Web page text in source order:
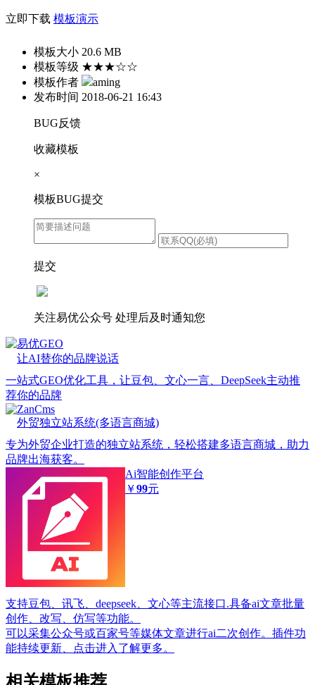
立即下载 模板演示
模板大小 20.6 MB
模板等级 ★★★☆☆
模板作者
aming
发布时间 2018-06-21 16:43
BUG反馈
收藏模板
×
模板BUG提交
提交
关注易优公众号 处理后及时通知您
易优GEO
让AI替你的品牌说话
一站式GEO优化工具，让豆包、文心一言、DeepSeek主动推
荐你的品牌
ZanCms
外贸独立站系统(多语言商城)
专为外贸企业打造的独立站系统，轻松搭建多语言商城，助力
品牌出海获客。
Ai智能创作平台
￥99元
支持豆包、讯飞、deepseek、文心等主流接口.具备ai文章批量
创作、改写、仿写等功能。
可以采集公众号或百家号等媒体文章进行ai二次创作。插件功
能持续更新、点击进入了解更多。